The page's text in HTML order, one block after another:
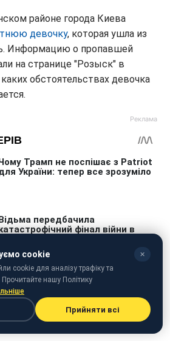
районе города Киева
девочку, которая ушла из
Информацию о пропавшей
на странице "Розыск" в
обстоятельствах девочка
cookie ✕
cookie для аналізу трафіку та
Прочитайте нашу Політику
Прийняти всі